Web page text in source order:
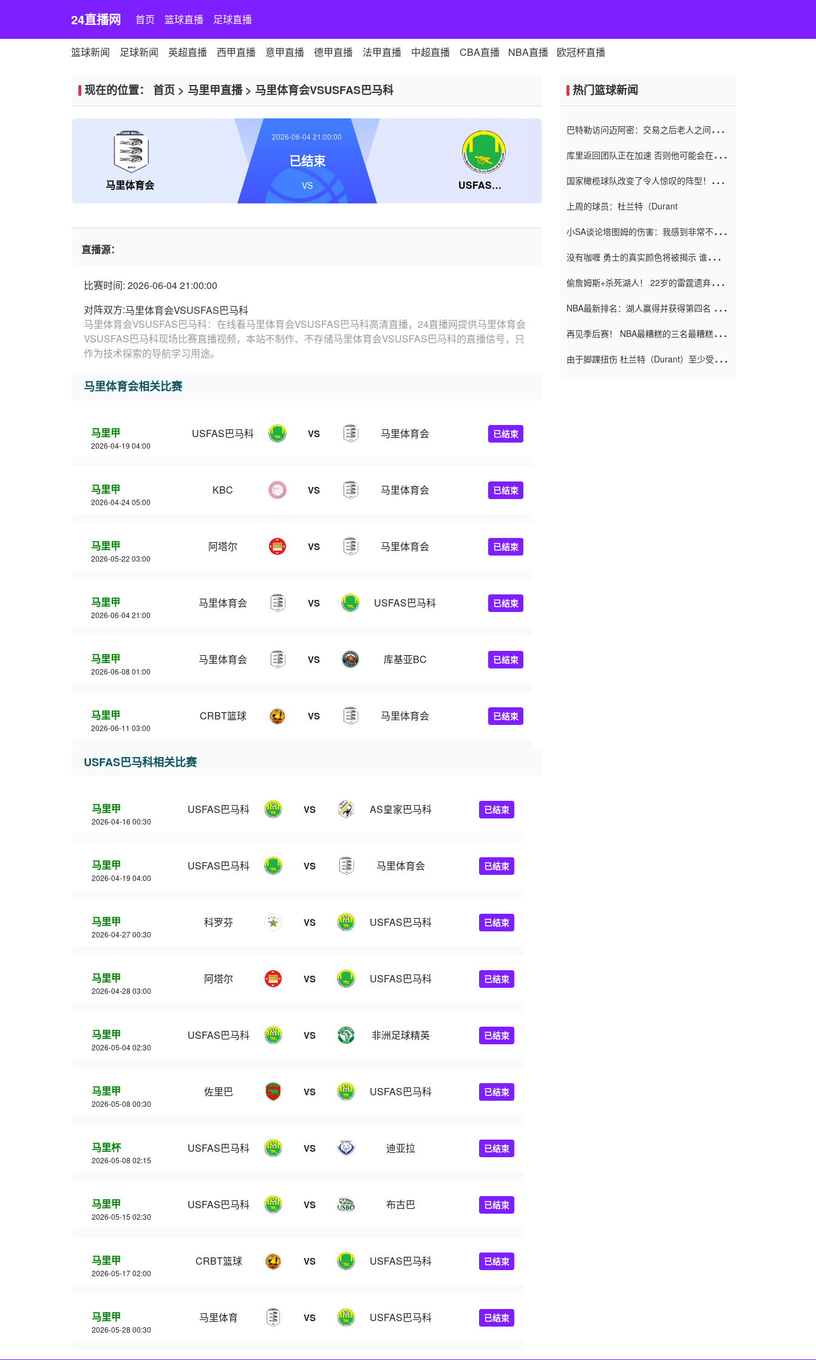
24直播网 首页 篮球直播 足球直播
篮球新闻 足球新闻 英超直播 西甲直播 意甲直播 德甲直播 法甲直播 中超直播 CBA直播 NBA直播 欧冠杯直播
现在的位置： 首页 > 马里甲直播> 马里体育会VSUSFAS巴马科
马里体育会 USFAS巴马科
2026-06-04 21:00:00
已结束
VS
直播源：
比赛时间: 2026-06-04 21:00:00
对阵双方:马里体育会VSUSFAS巴马科
马里体育会VSUSFAS巴马科：在线看马里体育会VSUSFAS巴马科高清直播，24直播网提供马里体育会
VSUSFAS巴马科现场比赛直播视频，本站不制作、不存储马里体育会VSUSFAS巴马科的直播信号，只
作为技术探索的导航学习用途。
马里体育会相关比赛
马里甲
2026-04-19 04:00
USFAS巴马科 VS 马里体育会 已结束
马里甲
2026-04-24 05:00
KBC VS 马里体育会 已结束
马里甲
2026-05-22 03:00
阿塔尔 VS 马里体育会 已结束
马里甲
2026-06-04 21:00
马里体育会 VS USFAS巴马科 已结束
马里甲
2026-06-08 01:00
马里体育会 VS 库基亚BC 已结束
马里甲
2026-06-11 03:00
CRBT篮球 VS 马里体育会 已结束
USFAS巴马科相关比赛
马里甲
2026-04-16 00:30
USFAS巴马科 VS AS皇家巴马科 已结束
马里甲
2026-04-19 04:00
USFAS巴马科 VS 马里体育会 已结束
马里甲
2026-04-27 00:30
科罗芬 VS USFAS巴马科 已结束
马里甲
2026-04-28 03:00
阿塔尔 VS USFAS巴马科 已结束
马里甲
2026-05-04 02:30
USFAS巴马科 VS 非洲足球精英 已结束
马里甲
2026-05-08 00:30
佐里巴 VS USFAS巴马科 已结束
马里杯
2026-05-08 02:15
USFAS巴马科 VS 迪亚拉 已结束
马里甲
2026-05-15 02:30
USFAS巴马科 VS 布古巴 已结束
马里甲
2026-05-17 02:00
CRBT篮球 VS USFAS巴马科 已结束
马里甲
2026-05-28 00:30
马里体育 VS USFAS巴马科 已结束
热门篮球新闻
巴特勒访问迈阿密：交易之后老人之间的第
库里返回团队正在加速 否则他可能会在下
起了人们的关注
国家橄榄球队改变了令人惊叹的阵型！伊万
上周的球员：杜兰特（Durant
小SA谈论塔图姆的伤害：我感到非常不舒
没有咖喱 勇士的真实颜色将被揭示 谁注意
偷詹姆斯+杀死湖人！ 22岁的雷霆遗弃儿子
亿元人民币的合同
NBA最新排名：湖人赢得并获得第四名 小
再见季后赛！ NBA最糟糕的三名最糟糕的
由于脚踝扭伤 杜兰特（Durant）至少受伤